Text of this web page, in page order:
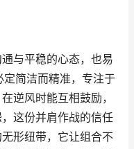
与平稳的心态，也易
简洁而精准，专注于
逆风时能互相鼓励，
这份并肩作战的信任
形纽带，它让组合不